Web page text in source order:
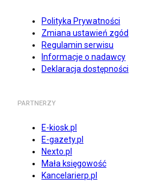
Polityka Prywatności
Zmiana ustawień zgód
Regulamin serwisu
Informacje o nadawcy
Deklaracja dostępności
PARTNERZY
E-kiosk.pl
E-gazety.pl
Nexto.pl
Mała księgowość
Kancelarierp.pl